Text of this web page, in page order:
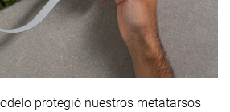
protegió nuestros metatarsos